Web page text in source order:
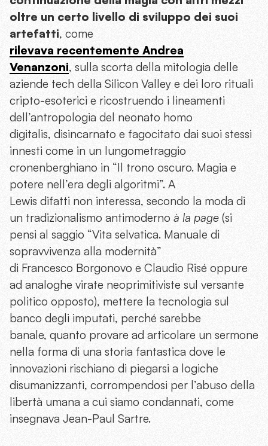
oltre un certo livello di sviluppo dei suoi
artefatti, come
rilevava recentemente Andrea
Venanzoni, sulla scorta della mitologia delle
aziende tech della Silicon Valley e dei loro rituali
cripto-esoterici e ricostruendo i lineamenti
dell’antropologia del neonato homo
digitalis, disincarnato e fagocitato dai suoi stessi
innesti come in un lungometraggio
cronenberghiano in “Il trono oscuro. Magia e
potere nell’era degli algoritmi”. A
Lewis difatti non interessa, secondo la moda di
un tradizionalismo antimoderno à la page (si
pensi al saggio “Vita selvatica. Manuale di
sopravvivenza alla modernità”
di Francesco Borgonovo e Claudio Risé oppure
ad analoghe virate neoprimitiviste sul versante
politico opposto), mettere la tecnologia sul
banco degli imputati, perché sarebbe
banale, quanto provare ad articolare un sermone
nella forma di una storia fantastica dove le
innovazioni rischiano di piegarsi a logiche
disumanizzanti, corrompendosi per l’abuso della
libertà umana a cui siamo condannati, come
insegnava Jean-Paul Sartre.